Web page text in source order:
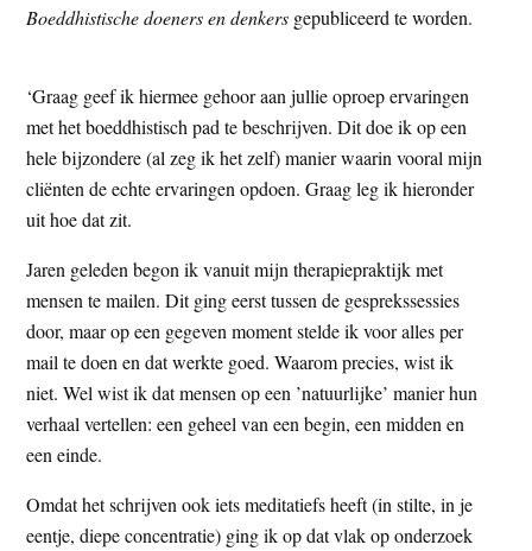
Boeddhistische doeners en denkers gepubliceerd te worden.
‘Graag geef ik hiermee gehoor aan jullie oproep ervaringen
met het boeddhistisch pad te beschrijven. Dit doe ik op een
hele bijzondere (al zeg ik het zelf) manier waarin vooral mijn
cliënten de echte ervaringen opdoen. Graag leg ik hieronder
uit hoe dat zit.
Jaren geleden begon ik vanuit mijn therapiepraktijk met
mensen te mailen. Dit ging eerst tussen de gesprekssessies
door, maar op een gegeven moment stelde ik voor alles per
mail te doen en dat werkte goed. Waarom precies, wist ik
niet. Wel wist ik dat mensen op een ’natuurlijke’ manier hun
verhaal vertellen: een geheel van een begin, een midden en
een einde.
Omdat het schrijven ook iets meditatiefs heeft (in stilte, in je
eentje, diepe concentratie) ging ik op dat vlak op onderzoek